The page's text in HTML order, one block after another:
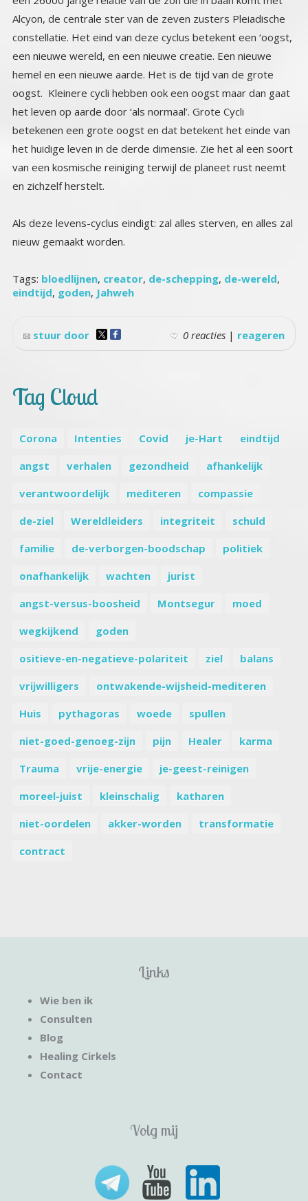
en zichzelf herstelt.
Als deze levens-cyclus eindigt: zal alles sterven, en alles zal
nieuw gemaakt worden.
Tags: bloedlijnen, creator, de-schepping, de-wereld,
eindtijd, goden, Jahweh
0 reacties | reageren
stuur door
Tag Cloud
Corona Intenties Covid je-Hart
eindtijd
angst
verhalen gezondheid
afhankelijk
verantwoordelijk
mediteren
compassie
de-ziel
Wereldleiders integriteit
schuld
familie
de-verborgen-boodschap
politiek
onafhankelijk
wachten
jurist
angst-versus-boosheid
Montsegur
moed
wegkijkend
goden
ositieve-en-negatieve-polariteit
ziel
balans
vrijwilligers
ontwakende-wijsheid-mediteren
Huis
pythagoras woede
spullen
niet-goed-genoeg-zijn
pijn Healer
karma
Trauma
vrije-energie
je-geest-reinigen
moreel-juist
kleinschalig
katharen
niet-oordelen
akker-worden
transformatie
contract
Links
Wie ben ik
Consulten
Blog
Healing Cirkels
Contact
Volg mij